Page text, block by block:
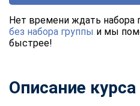
Нет времени ждать набора
без набора группы и мы
быстрее!
Описание курса